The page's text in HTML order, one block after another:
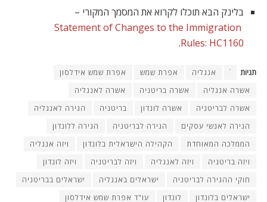
בלינק הבא תוכלו לקרוא את המסמך המקורי –
Statement of Changes to the Immigration
Rules: HC1160
.
תגיות ֿ אנגליה אפרת שמש
אפרת שמש אידלסון
אשרה אנגליה
אשרה בריטניה
אשרה לאנגליה
אשרה לבריטניה
אשרה לונדון בריטניה
הגירה לאנגליה
הגירה לאנשי עסקים
הגירה לבריטניה
הגירה ללונדון
הממלכה המאוחדת
הקהילה הישראלית בלונדון
ויזה אנגליה
ויזה בריטניה
ויזה לאנגליה ויזה לבריטניה
ויזה לונדון
חוקי ההגירה לבריטניה
ישראלים באנגליה
ישראלים בבריטניה
ישראלים בלונדון
לונדון
עו"ד אפרת שמש אידלסון